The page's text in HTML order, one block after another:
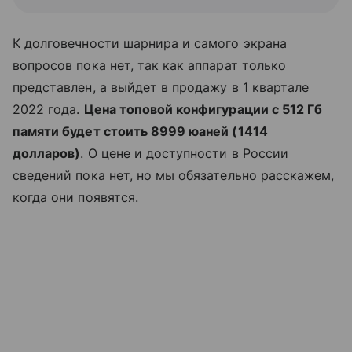
К долговечности шарнира и самого экрана
вопросов пока нет, так как аппарат только
представлен, а выйдет в продажу в 1 квартале
2022 года. Цена топовой конфигурации с 512 Гб
памяти будет стоить 8999 юаней (1414
долларов). О цене и доступности в России
сведений пока нет, но мы обязательно расскажем,
когда они появятся.